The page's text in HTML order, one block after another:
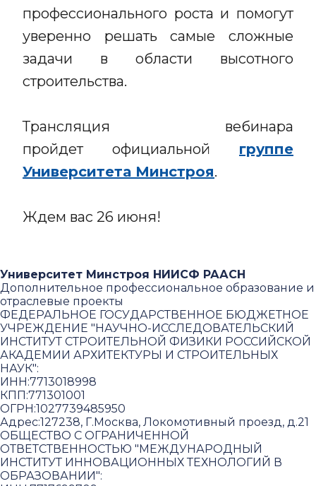
профессионального роста и помогут
уверенно решать самые сложные
задачи в области высотного
строительства.
Трансляция вебинара
пройдет официальной группе
Университета Минстроя.
Ждем вас 26 июня!
Университет Минстроя НИИСФ РААСН
Дополнительное профессиональное образование и
отраслевые проекты
ФЕДЕРАЛЬНОЕ ГОСУДАРСТВЕННОЕ БЮДЖЕТНОЕ
УЧРЕЖДЕНИЕ "НАУЧНО-ИССЛЕДОВАТЕЛЬСКИЙ
ИНСТИТУТ СТРОИТЕЛЬНОЙ ФИЗИКИ РОССИЙСКОЙ
АКАДЕМИИ АРХИТЕКТУРЫ И СТРОИТЕЛЬНЫХ
НАУК":
ИНН:7713018998
КПП:771301001
ОГРН:1027739485950
Адрес:127238, Г.Москва, Локомотивный проезд, д.21
ОБЩЕСТВО С ОГРАНИЧЕННОЙ
ОТВЕТСТВЕННОСТЬЮ "МЕЖДУНАРОДНЫЙ
ИНСТИТУТ ИННОВАЦИОННЫХ ТЕХНОЛОГИЙ В
ОБРАЗОВАНИИ":